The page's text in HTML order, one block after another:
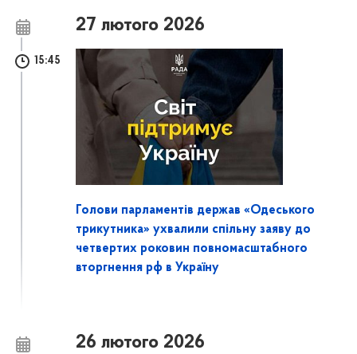
27 лютого 2026
15:45
Голови парламентів держав «Одеського
трикутника» ухвалили спільну заяву до
четвертих роковин повномасштабного
вторгнення рф в Україну
26 лютого 2026